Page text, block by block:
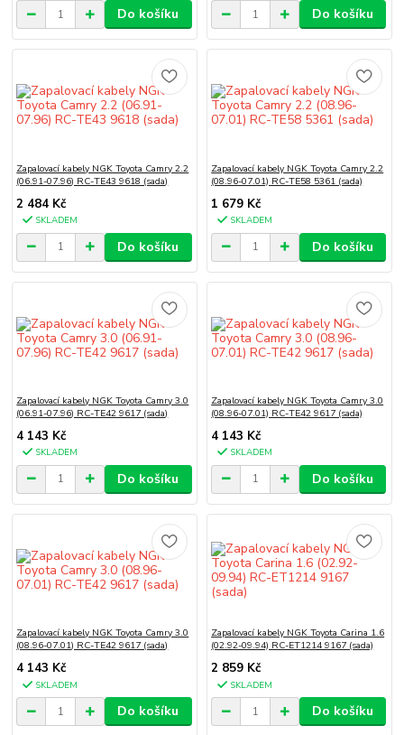
Do košíku Do košíku
Zapalovací kabely NGK Toyota Camry 2.2
(06.91-07.96) RC-TE43 9618 (sada)
2 484 Kč
SKLADEM
Do košíku
Zapalovací kabely NGK Toyota Camry 2.2
(08.96-07.01) RC-TE58 5361 (sada)
1 679 Kč
SKLADEM
Do košíku
Zapalovací kabely NGK Toyota Camry 3.0
(06.91-07.96) RC-TE42 9617 (sada)
4 143 Kč
SKLADEM
Do košíku
Zapalovací kabely NGK Toyota Camry 3.0
(08.96-07.01) RC-TE42 9617 (sada)
4 143 Kč
SKLADEM
Do košíku
Zapalovací kabely NGK Toyota Camry 3.0
(08.96-07.01) RC-TE42 9617 (sada)
4 143 Kč
SKLADEM
Do košíku
Zapalovací kabely NGK Toyota Carina 1.6
(02.92-09.94) RC-ET1214 9167 (sada)
2 859 Kč
SKLADEM
Do košíku